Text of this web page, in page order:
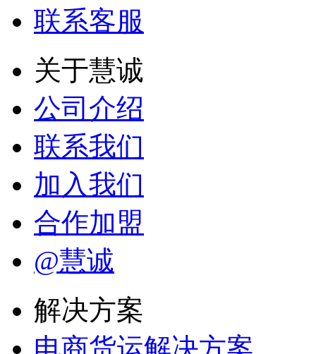
价格比较合理，服
务也不错。
匿名用户
联系客服
关于慧诚
公司介绍
联系我们
加入我们
合作加盟
@慧诚
解决方案
电商货运解决方案